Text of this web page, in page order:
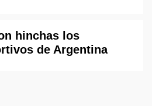
hinchas los
de Argentina